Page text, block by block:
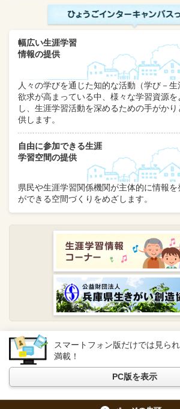
幅広い生涯学習
情報の提供
人々の学びを通じた知的な活動（学び－
欲求が高まっている中、様々な学習資源を
し、生涯学習活動を深めるための手がか
供します。
自由に参加できる生涯
学習空間の提供
県民や生涯学習関係機関が主体的に情報
ができる空間づくりをめざします。
スマートフォン版だけでは見ら
満載！
PC版を表示